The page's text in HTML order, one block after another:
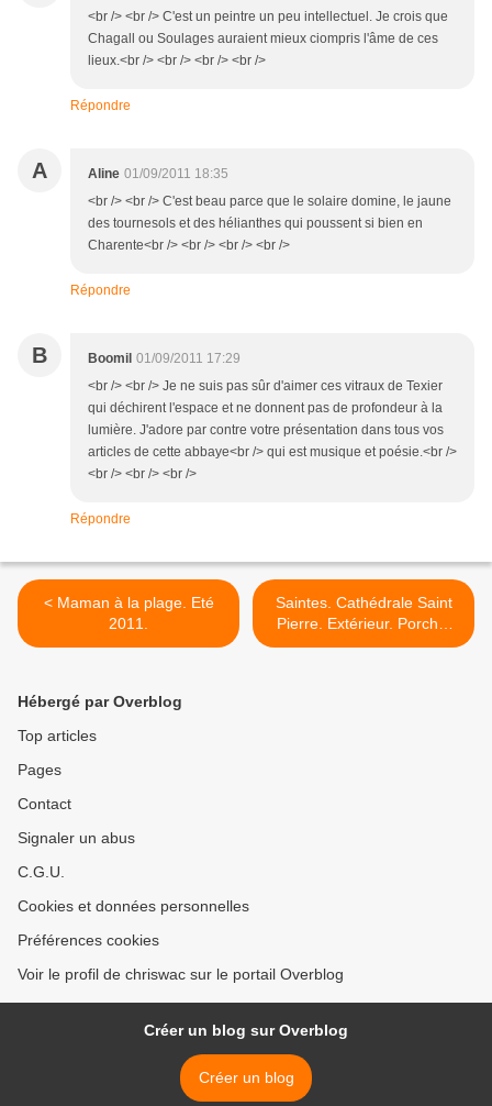
<br /> <br /> C'est un peintre un peu intellectuel. Je crois que
Chagall ou Soulages auraient mieux ciompris l'âme de ces
lieux.<br /> <br /> <br /> <br />
Répondre
A Aline 01/09/2011 18:35
<br /> <br /> C'est beau parce que le solaire domine, le jaune
des tournesols et des hélianthes qui poussent si bien en
Charente<br /> <br /> <br /> <br />
Répondre
B Boomil 01/09/2011 17:29
<br /> <br /> Je ne suis pas sûr d'aimer ces vitraux de Texier
qui déchirent l'espace et ne donnent pas de profondeur à la
lumière. J'adore par contre votre présentation dans tous vos
articles de cette abbaye<br /> qui est musique et poésie.<br />
<br /> <br /> <br />
Répondre
< Maman à la plage. Eté
2011.
Saintes. Cathédrale Saint
Pierre. Extérieur. Porche.
Anges. 17 >
Hébergé par Overblog
Top articles
Pages
Contact
Signaler un abus
C.G.U.
Cookies et données personnelles
Préférences cookies
Voir le profil de chriswac sur le portail Overblog
Créer un blog sur Overblog
Créer un blog